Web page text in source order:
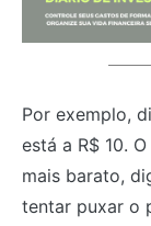
Por exemplo,
está a R$ 10.
mais barato,
tentar puxar o